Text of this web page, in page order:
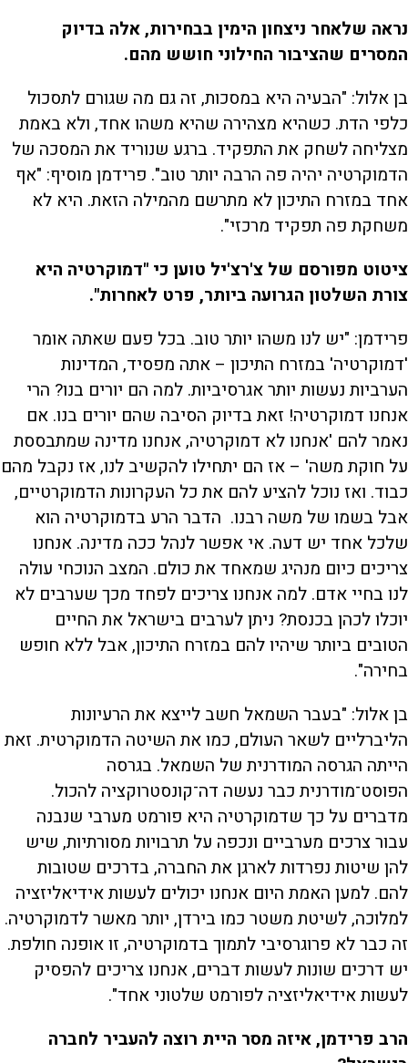
נראה שלאחר ניצחון הימין בבחירות, אלה בדיוק
המסרים שהציבור החילוני חושש מהם.
בן אלול: "הבעיה היא במסכות, זה גם מה שגורם לתסכול
כלפי הדת. כשהיא מצהירה שהיא משהו אחד, ולא באמת
מצליחה לשחק את התפקיד. ברגע שנוריד את המסכה של
הדמוקרטיה יהיה פה הרבה יותר טוב". פרידמן מוסיף: "אף
אחד במזרח התיכון לא מתרשם מהמילה הזאת. היא לא
משחקת פה תפקיד מרכזי".
ציטוט מפורסם של צ'רצ'יל טוען כי "דמוקרטיה היא
צורת השלטון הגרועה ביותר, פרט לאחרות".
פרידמן: "יש לנו משהו יותר טוב. בכל פעם שאתה אומר
'דמוקרטיה' במזרח התיכון – אתה מפסיד, המדינות
הערביות נעשות יותר אגרסיביות. למה הם יורים בנו? הרי
אנחנו דמוקרטיה! זאת בדיוק הסיבה שהם יורים בנו. אם
נאמר להם 'אנחנו לא דמוקרטיה, אנחנו מדינה שמתבססת
על חוקת משה' – אז הם יתחילו להקשיב לנו, אז נקבל מהם
כבוד. ואז נוכל להציע להם את כל העקרונות הדמוקרטיים,
אבל בשמו של משה רבנו. הדבר הרע בדמוקרטיה הוא
שלכל אחד יש דעה. אי אפשר לנהל ככה מדינה. אנחנו
צריכים כיום מנהיג שמאחד את כולם. המצב הנוכחי עולה
לנו בחיי אדם. למה אנחנו צריכים לפחד מכך שערבים לא
יוכלו לכהן בכנסת? ניתן לערבים בישראל את החיים
הטובים ביותר שיהיו להם במזרח התיכון, אבל ללא חופש
בחירה".
בן אלול: "בעבר השמאל חשב לייצא את הרעיונות
הליברליים לשאר העולם, כמו את השיטה הדמוקרטית. זאת
הייתה הגרסה המודרנית של השמאל. בגרסה
הפוסט־מודרנית כבר נעשה דה־קונסטרוקציה להכול.
מדברים על כך שדמוקרטיה היא פורמט מערבי שנבנה
עבור צרכים מערביים ונכפה על תרבויות מסורתיות, שיש
להן שיטות נפרדות לארגן את החברה, בדרכים שטובות
להם. למען האמת היום אנחנו יכולים לעשות אידיאליזציה
למלוכה, לשיטת משטר כמו בירדן, יותר מאשר לדמוקרטיה.
זה כבר לא פרוגרסיבי לתמוך בדמוקרטיה, זו אופנה חולפת.
יש דרכים שונות לעשות דברים, אנחנו צריכים להפסיק
לעשות אידיאליזציה לפורמט שלטוני אחד".
הרב פרידמן, איזה מסר היית רוצה להעביר לחברה